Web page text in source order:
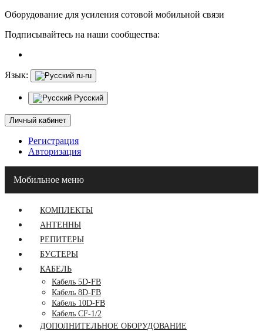
Оборудование для усиления сотовой мобильной связи
Подписывайтесь на наши сообщества:
Язык: ru-ru
Русский
Личный кабинет
Регистрация
Авторизация
Мобильное меню
КОМПЛЕКТЫ
АНТЕННЫ
РЕПИТЕРЫ
БУСТЕРЫ
КАБЕЛЬ
Кабель 5D-FB
Кабель 8D-FB
Кабель 10D-FB
Кабель CF-1/2
ДОПОЛНИТЕЛЬНОЕ ОБОРУДОВАНИЕ